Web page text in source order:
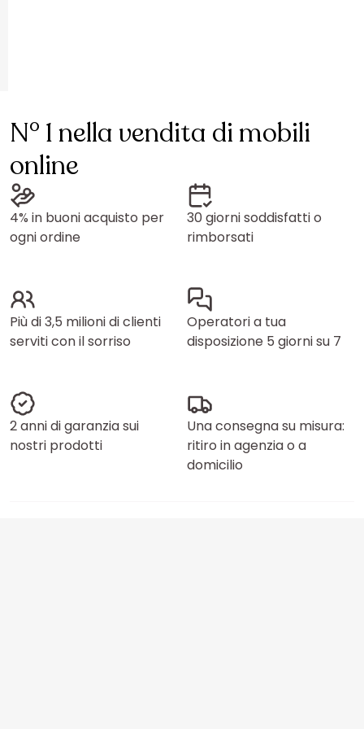
N° 1 nella vendita di mobili
online
4% in buoni acquisto per
ogni ordine
30 giorni soddisfatti o
rimborsati
Più di 3,5 milioni di clienti
serviti con il sorriso
Operatori a tua
disposizione 5 giorni su 7
2 anni di garanzia sui
nostri prodotti
Una consegna su misura:
ritiro in agenzia o a
domicilio